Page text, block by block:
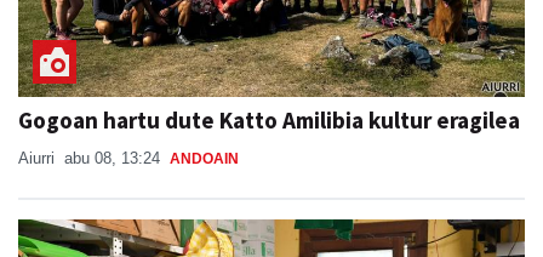
Gogoan hartu dute Katto Amilibia kultur eragilea
Aiurri abu 08, 13:24 ANDOAIN